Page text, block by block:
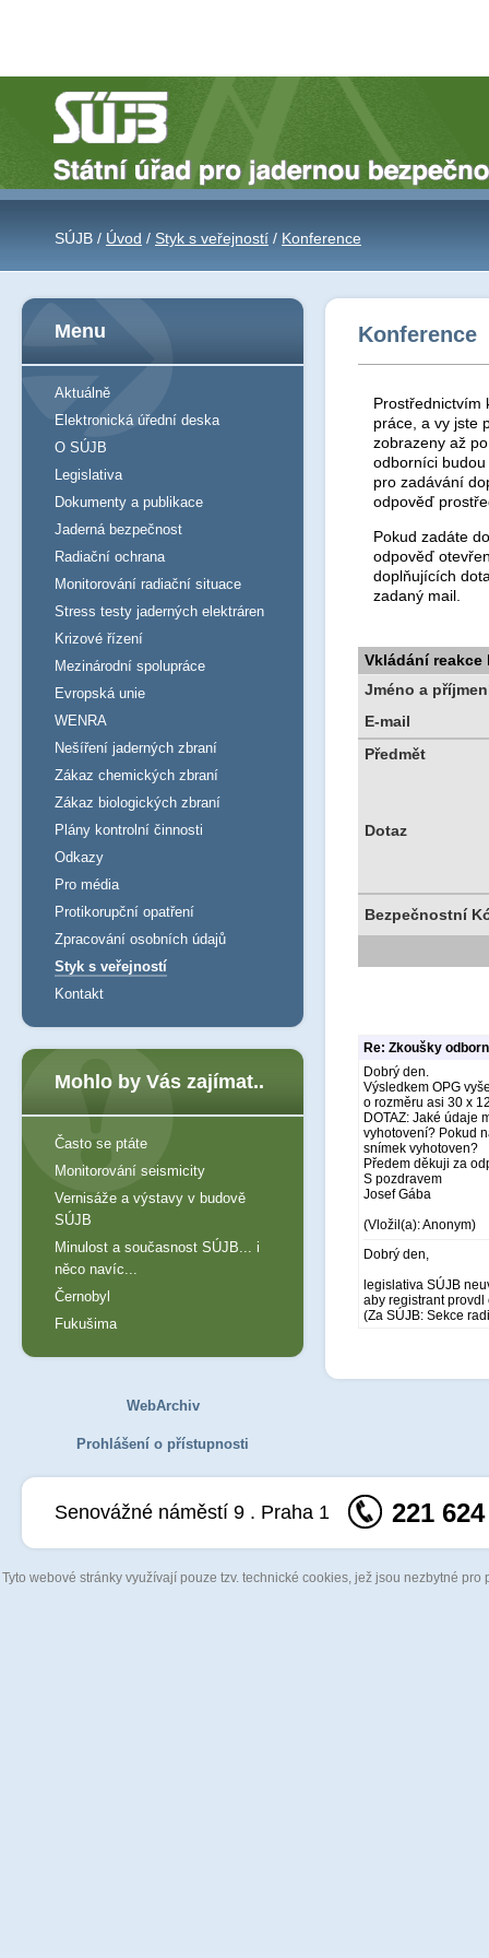
SÚJB / Úvod / Styk s veřejností / Konference
Konference
Prostřednictvím
práce, a vy jste
zobrazeny až
odborníci
pro zadávání
odpověď
Pokud zadáte
odpověď
doplňujících
zadaný mail.
Vkládání reakce
Jméno a
E-mail
Předmět
Dotaz
Bezpečnostní
Re: Zkoušky
Dobrý den.
Výsledkem OPG
o rozměru asi 30 x
DOTAZ: Jaké údaje
vyhotovení? Pokud
snímek vyhotoven?
Předem děkuji za
S pozdravem
Josef Gába
(Vložil(a): Anonym)
Dobrý den,
legislativa SÚJB
aby registrant
(Za SÚJB: Sekce
Menu
Aktuálně
Elektronická úřední deska
O SÚJB
Legislativa
Dokumenty a publikace
Jaderná bezpečnost
Radiační ochrana
Monitorování radiační situace
Stress testy jaderných elektráren
Krizové řízení
Mezinárodní spolupráce
Evropská unie
WENRA
Nešíření jaderných zbraní
Zákaz chemických zbraní
Zákaz biologických zbraní
Plány kontrolní činnosti
Odkazy
Pro média
Protikorupční opatření
Zpracování osobních údajů
Styk s veřejností
Kontakt
Mohlo by Vás zajímat..
Často se ptáte
Monitorování seismicity
Vernisáže a výstavy v budově
SÚJB
Minulost a současnost SÚJB... i
něco navíc...
Černobyl
Fukušima
WebArchiv
Prohlášení o přístupnosti
Senovážné náměstí 9 . Praha 1 221
Tyto webové stránky využívají pouze tzv. technické cookies, jež jsou nezbytné